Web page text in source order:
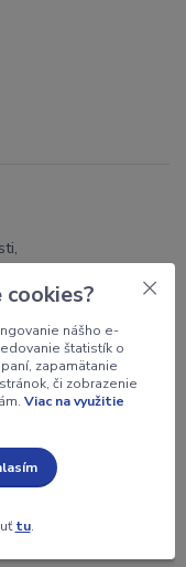
doporučujeme
vyšší piest
kruhu je zabudovaná
nášho e-
štatistík o
zapamätanie
či zobrazenie
Viac na využitie
tu.